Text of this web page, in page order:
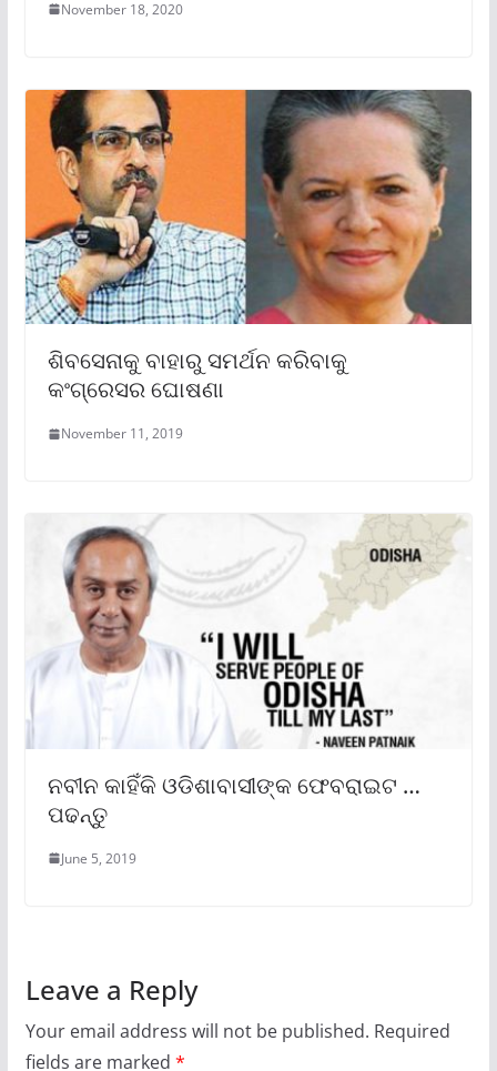
November 18, 2020
ଶିବସେନାକୁ ବାହାରୁ ସମର୍ଥନ କରିବାକୁ
କଂଗ୍ରେସର ଘୋଷଣା
November 11, 2019
ନବୀନ କାହିଁକି ଓଡିଶାବାସୀଙ୍କ ଫେବରାଇଟ …
ପଢନ୍ତୁ
June 5, 2019
Leave a Reply
Your email address will not be published. Required
fields are marked *